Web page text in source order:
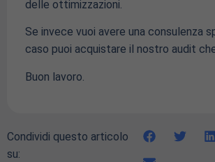
delle ottimizzazioni.
Se invece vuoi avere una consulenza
caso puoi acquistare il nostro audit
Buon lavoro.
Condividi questo articolo
su: